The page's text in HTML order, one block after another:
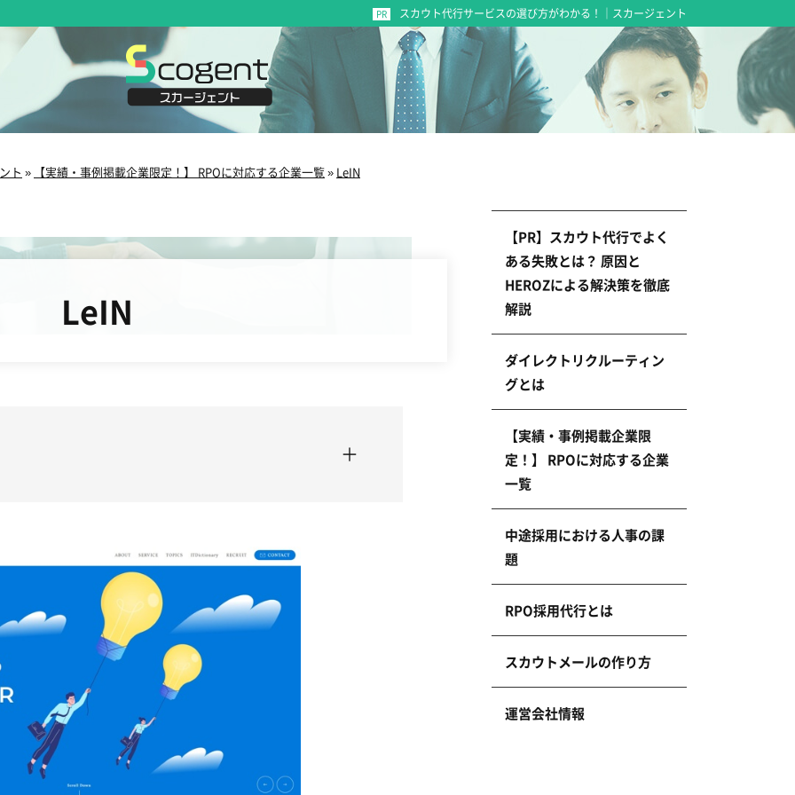
スカウト代行サービスの選び方がわかる！｜スカージェント
ト » 【実績・事例掲載企業限定！】 RPOに対応する企業一覧» LeIN
LeIN
【PR】スカウト代行でよく
ある失敗とは？ 原因と
HEROZによる解決策を徹底
解説
ダイレクトリクルーティン
グとは
【実績・事例掲載企業限
定！】 RPOに対応する企業
一覧
中途採用における人事の課
題
RPO採用代行とは
スカウトメールの作り方
運営会社情報